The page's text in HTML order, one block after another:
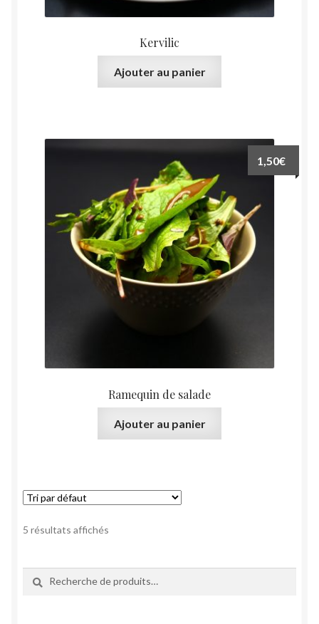
Kervilic
Ajouter au panier
Ramequin de salade
1,50€
Ajouter au panier
5 résultats affichés
pour :